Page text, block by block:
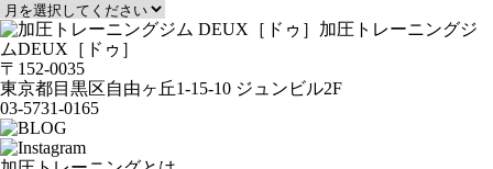
加圧トレーニングジ
ムDEUX［ドゥ］
〒152-0035
東京都目黒区自由ヶ丘1-15-10 ジュンビル2F
03-5731-0165